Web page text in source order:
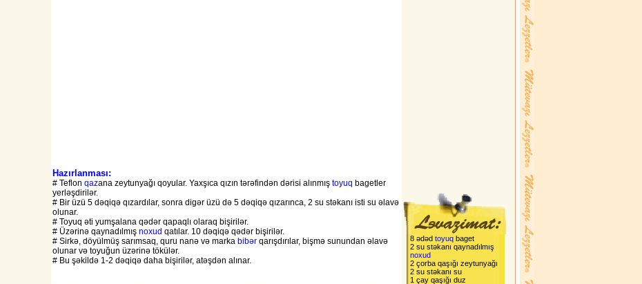
Hazırlanması:
# Teflon qazana zeytunyağı qoyular. Yaxşıca qızın tərəfindən dərisi alınmış toyuq bagetler
yerləşdirilər.
# Bir üzü 5 dəqiqə qızardılar, sonra digər üzü də 5 dəqiqə qızarınca, 2 su stəkanı isti su əlavə
olunar.
# Toyuq əti yumşalana qədər qapaqlı olaraq bişirilər.
# Üzərinə qaynadılmış noxud qatılar. 10 dəqiqə qədər bişirilər.
# Sirkə, döyülmüş sarımsaq, quru nanə və marka bibər qarışdırılar, bişmə sunundan əlavə
olunar və toyuğun üzərinə tökülər.
# Bu şəkildə 1-2 dəqiqə daha bişirilər, atəşdən alınar.
8 ədəd toyuq baget
2 su stəkanı qaynadılmış
noxud
2 çorba qaşığı zeytunyağı
2 su stəkanı su
1 çay qaşığı duz